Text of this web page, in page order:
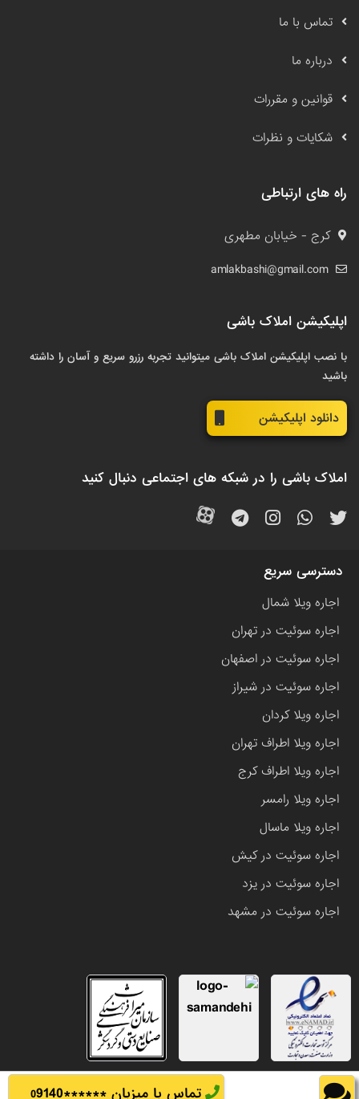
تماس با میزبان ****** 09140
تماس با ما
درباره ما
قوانین و مقررات
شکایات و نظرات
راه های ارتباطی
کرج - خیابان مطهری
amlakbashi@gmail.com
اپلیکیشن املاک باشی
با نصب اپلیکیشن املاک باشی میتوانید تجربه رزرو سریع و آسان را داشته
باشید
دانلود اپلیکیشن
املاک باشی را در شبکه های اجتماعی دنبال کنید
دسترسی سریع
اجاره ویلا شمال
اجاره سوئیت در تهران
اجاره سوئیت در اصفهان
اجاره سوئیت در شیراز
اجاره ویلا کردان
اجاره ویلا اطراف تهران
اجاره ویلا اطراف کرج
اجاره ویلا رامسر
اجاره ویلا ماسال
اجاره سوئیت در کیش
اجاره سوئیت در یزد
اجاره سوئیت در مشهد